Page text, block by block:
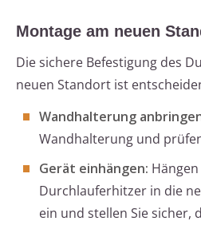
Montage am neuen
Die sichere Befestigung des
neuen Standort ist
Wandhalterung
Wandhalterung und
Gerät einhängen:
Durchlauferhitzer in die
ein und stellen Sie sicher,